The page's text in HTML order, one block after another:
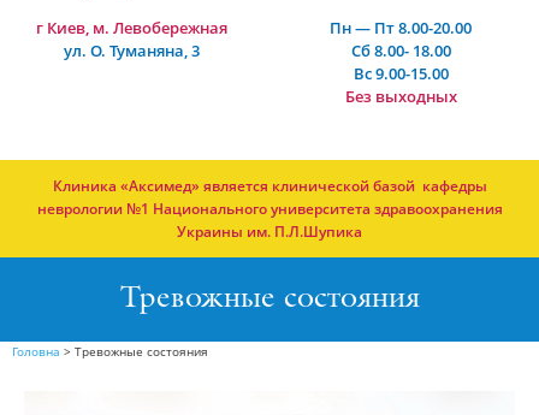
г Киев, м. Левобережная
ул. О. Туманяна, 3
Пн — Пт 8.00-20.00
Сб 8.00- 18.00
Вс 9.00-15.00
Без выходных
Клиника «Аксимед» является клинической базой кафедры
неврологии №1 Национального университета здравоохранения
Украины им. П.Л.Шупика
Тревожные состояния
Головна > Тревожные состояния